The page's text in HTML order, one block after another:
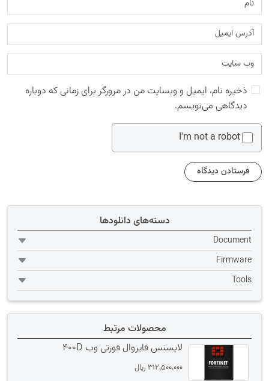
ذخیره نام، ایمیل و وبسایت من در مرورگر برای زمانی که دوباره
دیدگاهی می‌نویسم.
I'm not a robot
دسته‌های دانلودها
Document
Firmware
Tools
محصولات مرتبط
لایسنس فایروال فورتی وب 400D
312،500،000 ﷼